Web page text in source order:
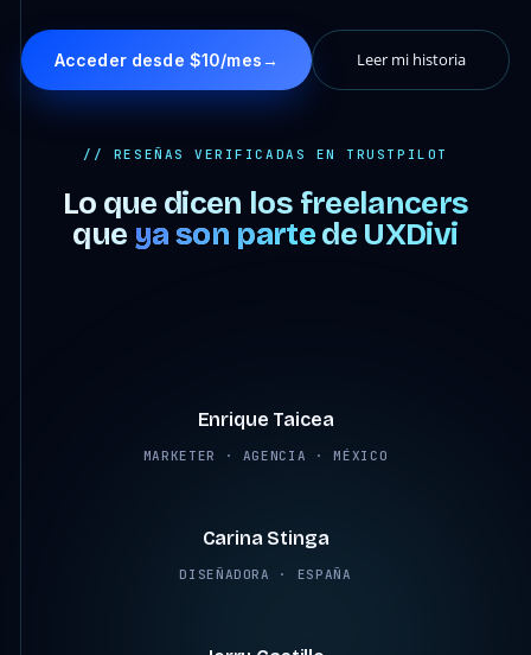
Acceder desde $10/mes→ Leer mi historia
// RESEÑAS VERIFICADAS EN TRUSTPILOT
Lo que dicen los freelancers
que ya son partede UXDivi
Enrique Taicea
MARKETER · AGENCIA · MÉXICO
Carina Stinga
DISEÑADORA · ESPAÑA